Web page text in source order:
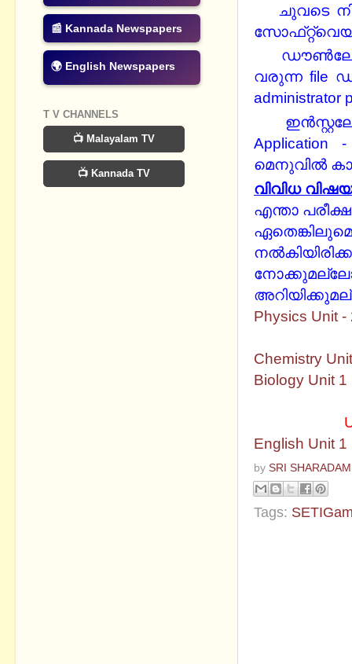
ചുവടെ
വരുന്ന file
Application
മെനുവില്‍
വിവിധ
എന്താ
നോക്കുമല്ലോ.
Physics Unit
Chemistry
Biology Unit 1
English Unit 1
by SRI
Tags:
📰 Kannada Newspapers
🌍 English Newspapers
T V CHANNELS
📺 Malayalam TV
📺 Kannada TV